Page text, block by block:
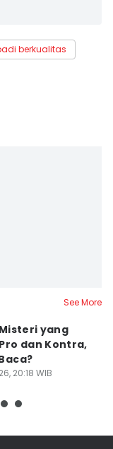
berkualitas
See More
yang
dan Kontra,
20:18 WIB